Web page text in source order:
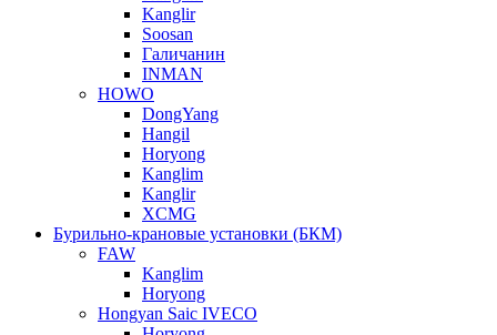
Kanglir
Soosan
Галичанин
INMAN
HOWO
DongYang
Hangil
Horyong
Kanglim
Kanglir
XCMG
Бурильно-крановые установки (БКМ)
FAW
Kanglim
Horyong
Hongyan Saic IVECO